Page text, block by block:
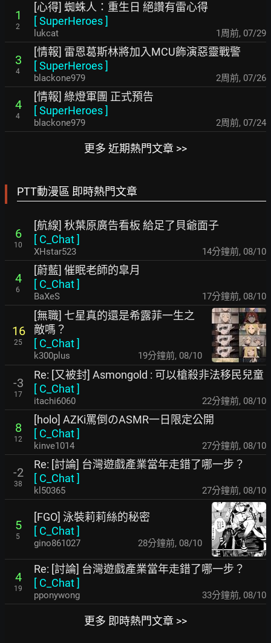
1
2
[心得] 蜘蛛人：重生日 絕讚有雷心得
[SuperHeroes]
lukcat 1周前, 07/29
3
4
[情報] 雷恩葛斯林將加入MCU飾演惡靈戰警
[SuperHeroes]
blackone979 2周前, 07/26
4
4
[情報] 綠燈軍團 正式預告
[SuperHeroes]
blackone979 2周前, 07/24
更多 近期熱門文章 >>
PTT動漫區 即時熱門文章
6
10
[航線] 秋葉原廣告看板 給足了貝爺面子
[ C_Chat]
XHstar523 14分鐘前, 08/10
4
6
[蔚藍] 催眠老師的皐月
[ C_Chat]
BaXeS 17分鐘前, 08/10
16
25
[無職] 七星真的還是希露菲一生之
敵嗎？
[ C_Chat]
k300plus 19分鐘前, 08/10
-3
17
Re: [又被封] Asmongold : 可以槍殺非法移民兒童
[ C_Chat]
itachi6060 22分鐘前, 08/10
8
12
[holo] AZKi罵倒のASMR一日限定公開
[ C_Chat]
kinve1014 27分鐘前, 08/10
-2
38
Re: [討論] 台灣遊戲產業當年走錯了哪一步？
[ C_Chat]
kl50365 27分鐘前, 08/10
5
5
[FGO] 泳裝莉莉絲的秘密
[ C_Chat]
gino861027 28分鐘前, 08/10
4
19
Re: [討論] 台灣遊戲產業當年走錯了哪一步？
[ C_Chat]
pponywong 33分鐘前, 08/10
更多 即時熱門文章 >>